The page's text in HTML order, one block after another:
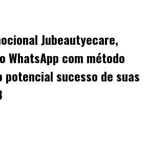
Jubeautyecare,
WhatsApp com método
sucesso de suas